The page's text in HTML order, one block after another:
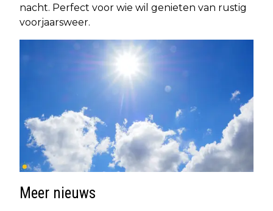
nacht. Perfect voor wie wil genieten van rustig
voorjaarsweer.
Meer nieuws